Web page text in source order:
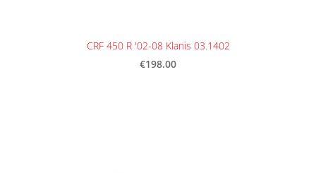
CRF 450 R '02-08 Klanis 03.1402
€198.00